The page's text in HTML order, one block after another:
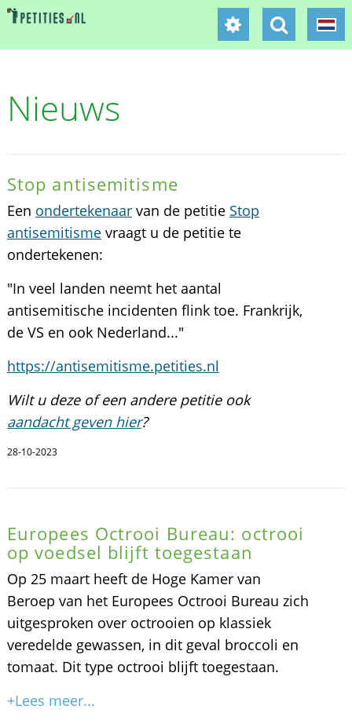
Nieuws
Stop antisemitisme
Een ondertekenaarvan de petitie Stop
antisemitismevraagt u de petitie te
ondertekenen:
"In veel landen neemt het aantal
antisemitische incidenten flink toe. Frankrijk,
de VS en ook Nederland..."
https://antisemitisme.petities.nl
Wilt u deze of een andere petitie ook
aandacht geven hier?
28-10-2023
Europees Octrooi Bureau: octrooi
op voedsel blijft toegestaan
Op 25 maart heeft de Hoge Kamer van
Beroep van het Europees Octrooi Bureau zich
uitgesproken over octrooien op klassiek
veredelde gewassen, in dit geval broccoli en
tomaat. Dit type octrooi blijft toegestaan.
+Lees meer...